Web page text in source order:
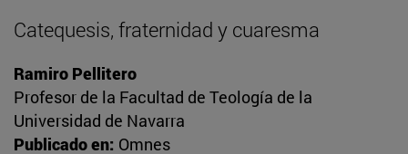
Catequesis, fraternidad y cuaresma
Ramiro Pellitero
Profesor de la Facultad de Teología de la
Universidad de Navarra
Publicado en: Omnes